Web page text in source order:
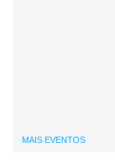
MAIS EVENTOS